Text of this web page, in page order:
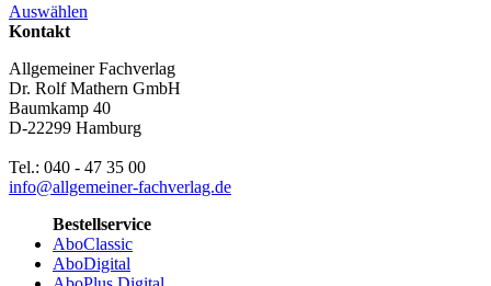
Auswählen
Kontakt
Allgemeiner Fachverlag
Dr. Rolf Mathern GmbH
Baumkamp 40
D-22299 Hamburg
Tel.: 040 - 47 35 00
info@allgemeiner-fachverlag.de
Bestellservice
AboClassic
AboDigital